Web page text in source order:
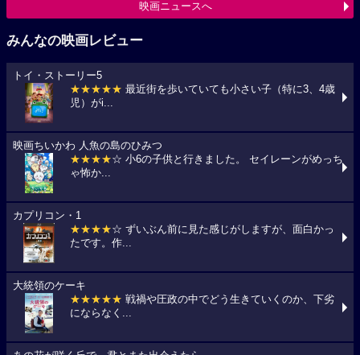
映画ニュースへ
みんなの映画レビュー
トイ・ストーリー5
★★★★★ 最近街を歩いていても小さい子（特に3、4歳
児）がi...
映画ちいかわ 人魚の島のひみつ
★★★★☆ 小6の子供と行きました。 セイレーンがめっち
ゃ怖か...
カプリコン・1
★★★★☆ ずいぶん前に見た感じがしますが、面白かっ
たです。作...
大統領のケーキ
★★★★★ 戦禍や圧政の中でどう生きていくのか、下劣
にならなく...